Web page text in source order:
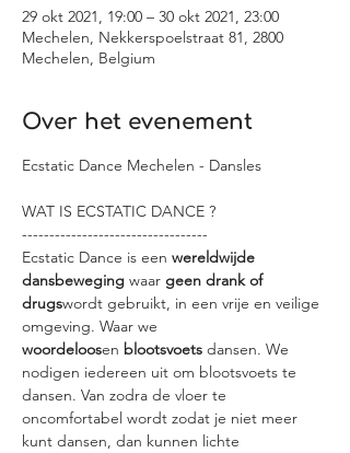
29 okt 2021, 19:00 – 30 okt 2021, 23:00
Mechelen, Nekkerspoelstraat 81, 2800
Mechelen, Belgium
Over het evenement
Ecstatic Dance Mechelen - Dansles
WAT IS ECSTATIC DANCE ?
----------------------------------
Ecstatic Dance is een wereldwijde
dansbeweging waar geen drank of
drugswordt gebruikt, in een vrije en veilige
omgeving. Waar we
woordeloosen blootsvoets dansen. We
nodigen iedereen uit om blootsvoets te
dansen. Van zodra de vloer te
oncomfortabel wordt zodat je niet meer
kunt dansen, dan kunnen lichte